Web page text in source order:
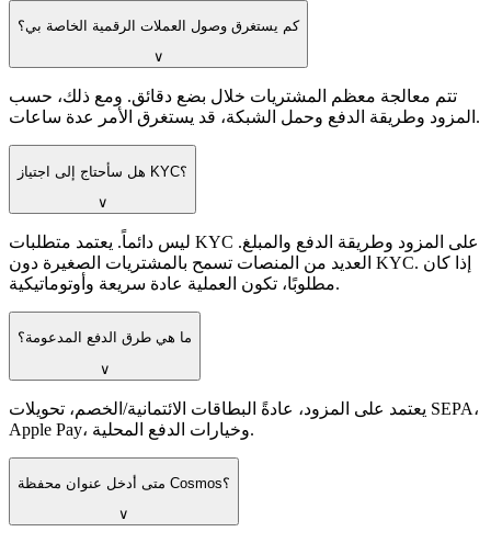
كم يستغرق وصول العملات الرقمية الخاصة بي؟
∨
تتم معالجة معظم المشتريات خلال بضع دقائق. ومع ذلك، حسب
المزود وطريقة الدفع وحمل الشبكة، قد يستغرق الأمر عدة ساعات.
هل سأحتاج إلى اجتياز KYC؟
∨
ليس دائماً. يعتمد متطلبات KYC على المزود وطريقة الدفع والمبلغ.
العديد من المنصات تسمح بالمشتريات الصغيرة دون KYC. إذا كان
مطلوبًا، تكون العملية عادة سريعة وأوتوماتيكية.
ما هي طرق الدفع المدعومة؟
∨
يعتمد على المزود، عادةً البطاقات الائتمانية/الخصم، تحويلات SEPA،
Apple Pay، وخيارات الدفع المحلية.
متى أدخل عنوان محفظة Cosmos؟
∨